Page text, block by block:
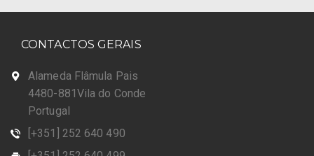
CONTACTOS GERAIS
Alameda Flâmula Pais
4480-881Vila do Conde
Portugal
[+351] 252 640 490